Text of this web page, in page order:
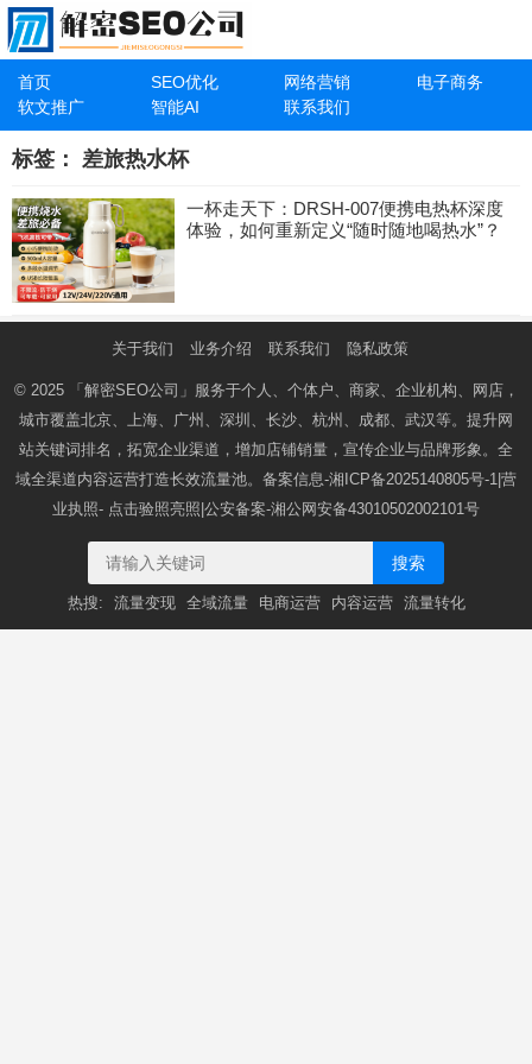
首页 SEO优化 网络营销
电子商务
软文推广
智能AI 联系我们
标签： 差旅热水杯
一杯走天下：DRSH-007便携电热杯深度
体验，如何重新定义“随时随地喝热水”？
关于我们 业务介绍 联系我们 隐私政策
© 2025 「解密SEO公司」 服务于个人、个体户、商家、企业机构、网店，
城市覆盖北京、上海、广州、深圳、长沙、杭州、成都、武汉等。提升网
站关键词排名，拓宽企业渠道，增加店铺销量，宣传企业与品牌形象。全
域全渠道内容运营打造长效流量池。备案信息-湘ICP备2025140805号-1 |营
业执照- 点击验照亮照 |公安备案-湘公网安备43010502002101号
搜索
热搜: 流量变现 全域流量 电商运营 内容运营 流量转化